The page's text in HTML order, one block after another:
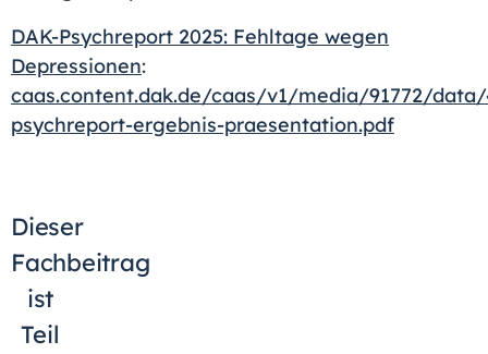
DAK-Psychreport 2025: Fehltage wegen
Depressionen:
caas.content.dak.de/caas/v1/media/91772/data/
psychreport-ergebnis-praesentation.pdf
Dieser
Fachbeitrag
ist
Teil